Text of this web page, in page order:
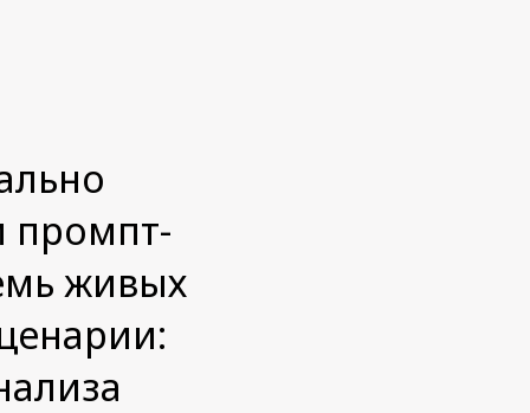
промпт-
живых